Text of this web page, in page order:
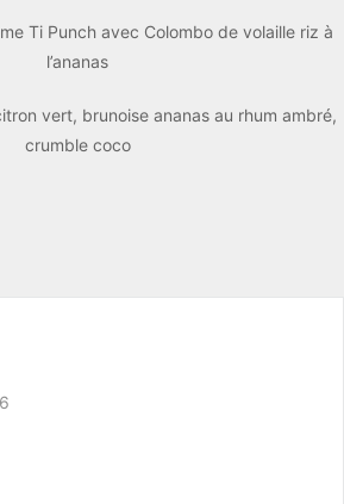
Ti Punch avec Colombo de volaille riz à
l’ananas
vert, brunoise ananas au rhum ambré,
crumble coco